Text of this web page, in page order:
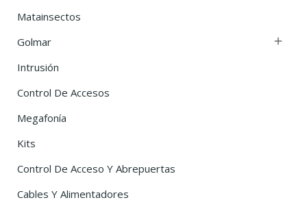
Matainsectos
Golmar

Intrusión
Control De Accesos
Megafonía
Kits
Control De Acceso Y Abrepuertas
Cables Y Alimentadores